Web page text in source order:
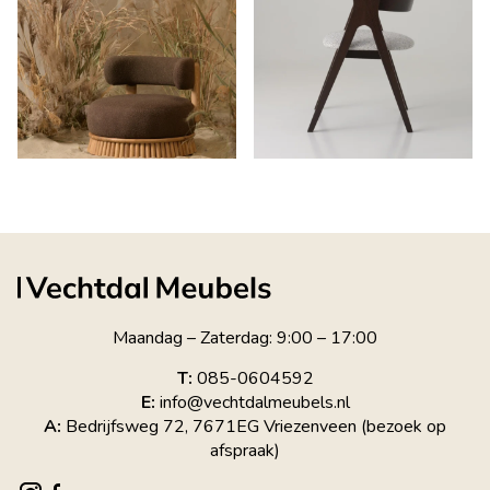
Maandag – Zaterdag: 9:00 – 17:00
T: 085-0604592
E: info@vechtdalmeubels.nl
A: Bedrijfsweg 72, 7671EG Vriezenveen (bezoek op
afspraak)